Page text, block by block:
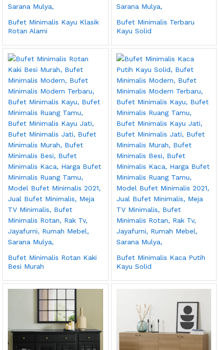
Bufet Minimalis Kayu Klasik
Rotan Alami
Bufet Minimalis Terbaru
Kayu Solid
Bufet Minimalis Rotan Kaki
Besi Murah
Bufet Minimalis Kaca Putih
Kayu Solid